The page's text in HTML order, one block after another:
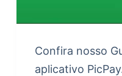
Confira nosso
aplicativo